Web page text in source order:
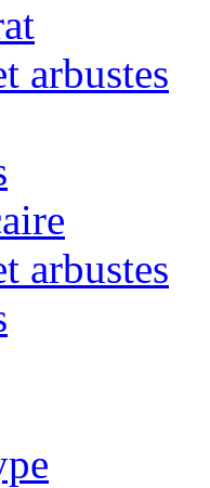
arbustes
arbustes